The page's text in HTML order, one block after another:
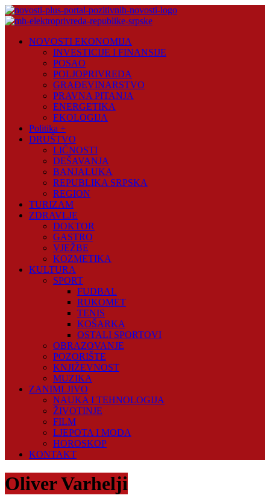
Skip
to
Plus
NOVOSTI EKONOMIJA
INVESTICIJE I FINANSIJE
POSAO
POLJOPRIVREDA
GRAĐEVINARSTVO
PRAVNA PITANJA
ENERGETIKA
EKOLOGIJA
Politika +
DRUŠTVO
LIČNOSTI
DEŠAVANJA
BANJALUKA
REPUBLIKA SRPSKA
REGION
TURIZAM
ZDRAVLJE
DOKTOR
GASTRO
VJEŽBE
KOZMETIKA
KULTURA
SPORT
FUDBAL
RUKOMET
TENIS
KOŠARKA
OSTALI SPORTOVI
OBRAZOVANJE
POZORIŠTE
KNJIŽEVNOST
MUZIKA
ZANIMLJIVO
NAUKA I TEHNOLOGIJA
ŽIVOTINJE
FILM
LJEPOTA I MODA
HOROSKOP
KONTAKT
Oliver Varhelji